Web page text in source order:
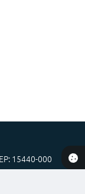
15440-000